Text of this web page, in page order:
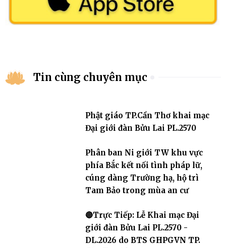
Tin cùng chuyên mục
Phật giáo TP.Cần Thơ khai mạc
Đại giới đàn Bửu Lai PL.2570
Phân ban Ni giới TW khu vực
phía Bắc kết nối tình pháp lữ,
cúng dàng Trường hạ, hộ trì
Tam Bảo trong mùa an cư
🔴Trực Tiếp: Lễ Khai mạc Đại
giới đàn Bửu Lai PL.2570 -
DL.2026 do BTS GHPGVN TP.